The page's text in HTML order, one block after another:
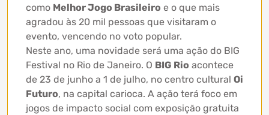
como Melhor Jogo Brasileiro e o que mais
agradou às 20 mil pessoas que visitaram o
evento, vencendo no voto popular.
Neste ano, uma novidade será uma ação do BIG
Festival no Rio de Janeiro. O BIG Rio acontece
de 23 de junho a 1 de julho, no centro cultural Oi
Futuro, na capital carioca. A ação terá foco em
jogos de impacto social com exposição gratuita